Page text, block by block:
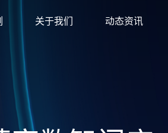
关于我们 动态资讯